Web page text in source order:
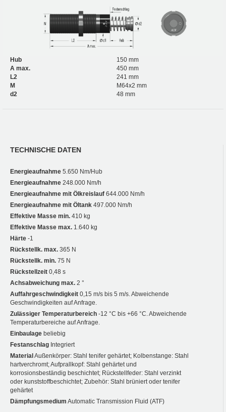
Hub
150 mm
A max.
450 mm
L2
241 mm
M
M64x2 mm
d2
48 mm
TECHNISCHE DATEN
Energieaufnahme 5.650 Nm/Hub
Energieaufnahme 248.000 Nm/h
Energieaufnahme mit Ölkreislauf 644.000 Nm/h
Energieaufnahme mit Öltank 497.000 Nm/h
Effektive Masse min. 410 kg
Effektive Masse max. 1.640 kg
Härte -1
Rückstellk. max. 365 N
Rückstellk. min. 75 N
Rückstellzeit 0,48 s
Achsabweichung max. 2 °
Auffahrgeschwindigkeit 0,15 m/s bis 5 m/s. Abweichende
Geschwindigkeiten auf Anfrage.
Zulässiger Temperaturbereich -12 °C bis +66 °C. Abweichende
Temperaturbereiche auf Anfrage.
Einbaulage beliebig
Festanschlag Integriert
Material Außenkörper: Stahl tenifer gehärtet; Kolbenstange: Stahl
hartverchromt; Aufprallkopf: Stahl gehärtet und
korrosionsbeständig beschichtet; Rückstellfeder: Stahl verzinkt
oder kunststoffbeschichtet; Zubehör: Stahl brüniert oder tenifer
gehärtet
Dämpfungsmedium Automatic Transmission Fluid (ATF)